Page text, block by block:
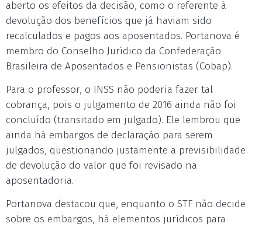
aberto os efeitos da decisão, como o referente à
devolução dos benefícios que já haviam sido
recalculados e pagos aos aposentados. Portanova é
membro do Conselho Jurídico da Confederação
Brasileira de Aposentados e Pensionistas (Cobap).
Para o professor, o INSS não poderia fazer tal
cobrança, pois o julgamento de 2016 ainda não foi
concluído (transitado em julgado). Ele lembrou que
ainda há embargos de declaração para serem
julgados, questionando justamente a previsibilidade
de devolução do valor que foi revisado na
aposentadoria.
Portanova destacou que, enquanto o STF não decide
sobre os embargos, há elementos jurídicos para